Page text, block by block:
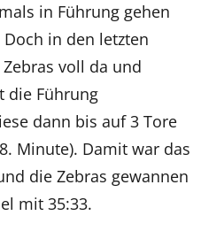
in Führung gehen
in den letzten
voll da und
die Führung
dann bis auf 3 Tore
Minute). Damit war das
die Zebras gewannen
mit 35:33.